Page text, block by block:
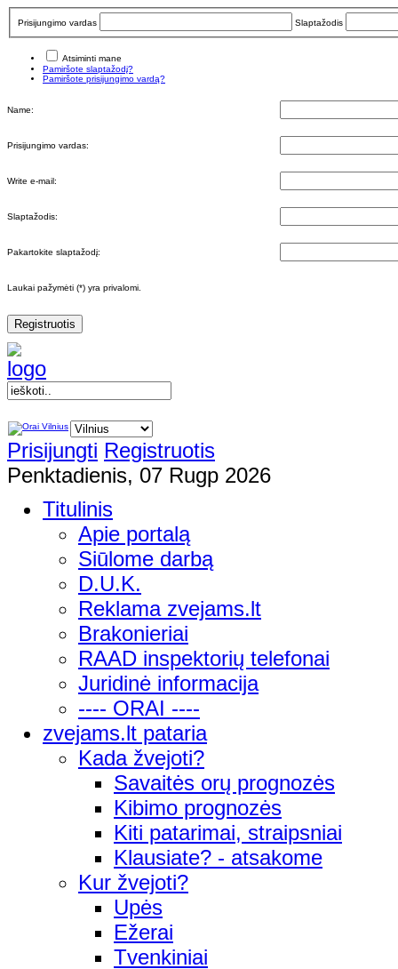
Prisijungimo vardas Slaptažodis
Atsiminti mane
Pamiršote slaptažodį?
Pamiršote prisijungimo vardą?
Name:
Prisijungimo vardas:
Write e-mail:
Slaptažodis:
Pakartokite slaptažodį:
Laukai pažymėti (*) yra privalomi.
Registruotis
Prisijungti Registruotis
Penktadienis, 07 Rugp 2026
Titulinis
Apie portalą
Siūlome darbą
D.U.K.
Reklama zvejams.lt
Brakonieriai
RAAD inspektorių telefonai
Juridinė informacija
---- ORAI ----
zvejams.lt pataria
Kada žvejoti?
Savaitės orų prognozės
Kibimo prognozės
Kiti patarimai, straipsniai
Klausiate? - atsakome
Kur žvejoti?
Upės
Ežerai
Tvenkiniai